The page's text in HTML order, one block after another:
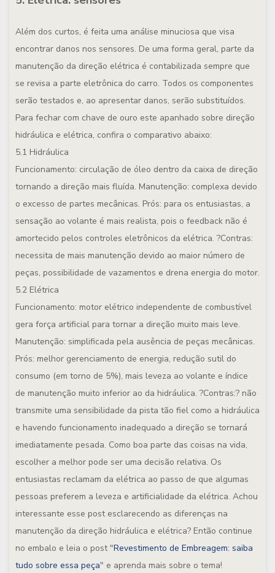
Além dos curtos, é feita uma análise minuciosa que visa
encontrar danos nos sensores. De uma forma geral, parte da
manutenção da direção elétrica é contabilizada sempre que
se revisa a parte eletrônica do carro. Todos os componentes
serão testados e, ao apresentar danos, serão substituídos.
Para fechar com chave de ouro este apanhado sobre direção
hidráulica e elétrica, confira o comparativo abaixo:
5.1 Hidráulica
Funcionamento: circulação de óleo dentro da caixa de direção
tornando a direção mais fluída. Manutenção: complexa devido
o excesso de partes mecânicas. Prós: para os entusiastas, a
sensação ao volante é mais realista, pois o feedback não é
amortecido pelos controles eletrônicos da elétrica. ?Contras:
necessita de mais manutenção devido ao maior número de
peças, possibilidade de vazamentos e drena energia do motor.
5.2 Elétrica
Funcionamento: motor elétrico independente de combustível
gera força artificial para tornar a direção muito mais leve.
Manutenção: simplificada pela ausência de peças mecânicas.
Prós: melhor gerenciamento de energia, redução sutil do
consumo (em torno de 5%), mais leveza ao volante e índice
de manutenção muito inferior ao da hidráulica. ?Contras:? não
transmite uma sensibilidade da pista tão fiel como a hidráulica
e havendo funcionamento inadequado a direção se tornará
imediatamente pesada. Como boa parte das coisas na vida,
escolher a melhor pode ser uma decisão relativa. Os
entusiastas reclamam da elétrica ao passo de que algumas
pessoas preferem a leveza e artificialidade da elétrica. Achou
interessante esse post esclarecendo as diferenças na
manutenção da direção hidráulica e elétrica? Então continue
no embalo e leia o post "Revestimento de Embreagem: saiba
tudo sobre essa peça" e aprenda mais sobre o tema!